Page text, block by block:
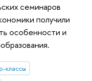
семинаров
получили
особенности и
классы